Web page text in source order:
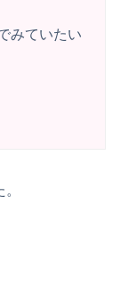
みていたい